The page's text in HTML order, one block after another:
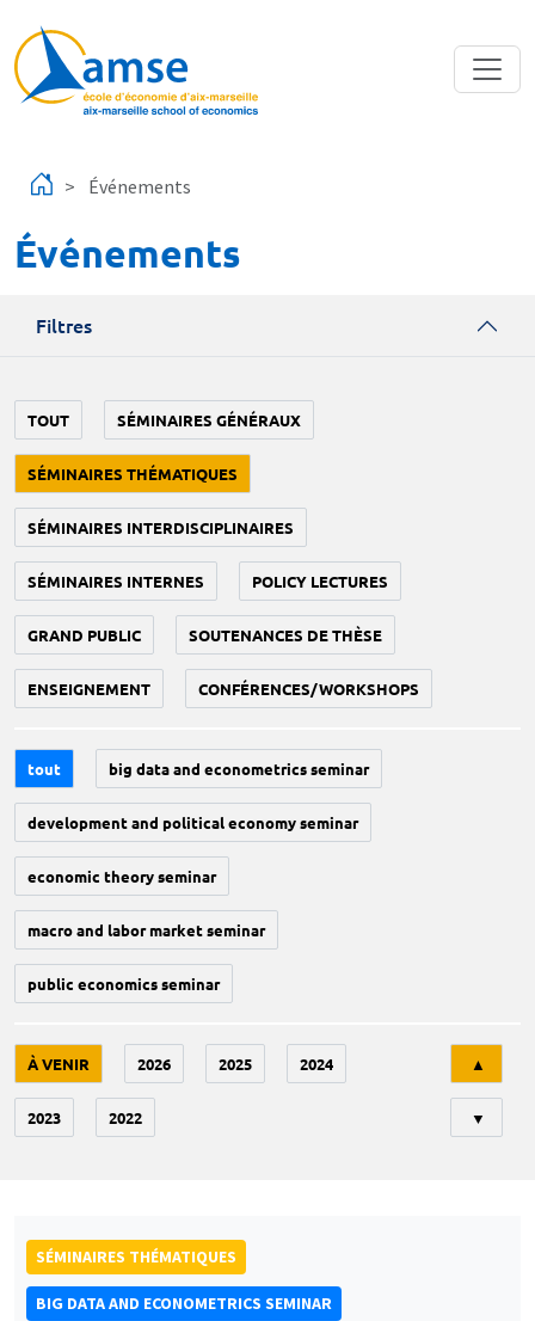
Événements
Événements
Filtres
TOUT SÉMINAIRES GÉNÉRAUX
SÉMINAIRES THÉMATIQUES
SÉMINAIRES INTERDISCIPLINAIRES
SÉMINAIRES INTERNES POLICY LECTURES
GRAND PUBLIC SOUTENANCES DE THÈSE
ENSEIGNEMENT CONFÉRENCES/WORKSHOPS
tout big data and econometrics seminar
development and political economy seminar
economic theory seminar
macro and labor market seminar
public economics seminar
À VENIR 2026 2025 2024
2023 2022
▲
▼
SÉMINAIRES THÉMATIQUES
BIG DATA AND ECONOMETRICS SEMINAR